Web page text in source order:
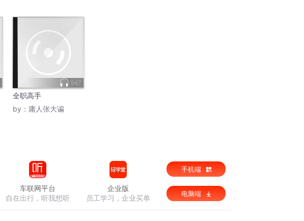
947
全职高手
by： 庸人张大谝
车联网平台
自在出行，听我想听
企业版
员工学习，企业买单
手机端
电脑端